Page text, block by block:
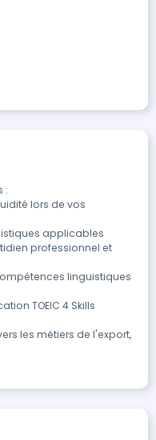
:
lors de vos
applicables
professionnel et
linguistiques
TOEIC 4 Skills
les métiers de l'export,